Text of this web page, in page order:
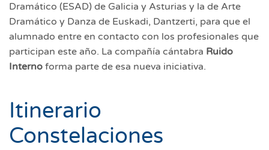
Dramático (ESAD) de Galicia y Asturias y la de Arte
Dramático y Danza de Euskadi, Dantzerti, para que el
alumnado entre en contacto con los profesionales que
participan este año. La compañía cántabra Ruido
Interno forma parte de esa nueva iniciativa.
Itinerario
Constelaciones